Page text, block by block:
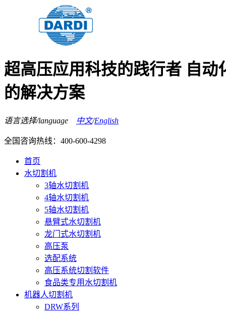
超高压应用科技的践行者 自动
的解决方案
语言选择/language 中文/English
全国咨询热线： 400-600-4298
首页
水切割机
3轴水切割机
4轴水切割机
5轴水切割机
悬臂式水切割机
龙门式水切割机
高压泵
选配系统
高压系统切割软件
食品类专用水切割机
机器人切割机
DRW系列